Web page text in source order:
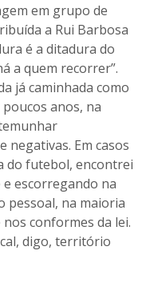
em grupo de
a Rui Barbosa
é a ditadura do
a quem recorrer”.
já caminhada como
anos, na
negativas. Em casos
do futebol, encontrei
escorregando na
pessoal, na maioria
conformes da lei.
digo, território